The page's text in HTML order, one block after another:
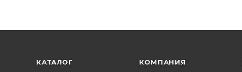
КАТАЛОГ КОМПАНИЯ